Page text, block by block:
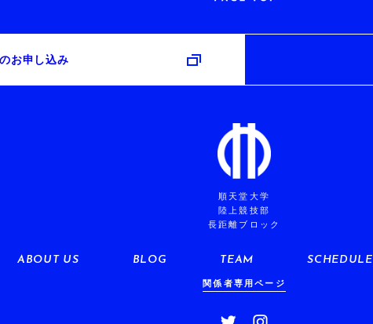
お申し込み
順天堂大学
陸上競技部
長距離ブロック
ABOUT US BLOG TEAM SCHEDULE
関係者専用ページ